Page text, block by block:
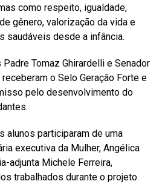
como respeito, igualdade,
gênero, valorização da vida e
saudáveis desde a infância.
Tomaz Ghirardelli e Senador
receberam o Selo Geração Forte e
pelo desenvolvimento do
alunos participaram de uma
executiva da Mulher, Angélica
adjunta Michele Ferreira,
trabalhados durante o projeto.